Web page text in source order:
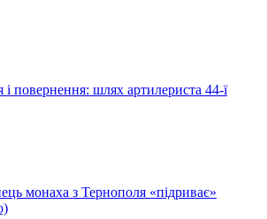
і повернення: шлях артилериста 44-ї
монаха з Тернополя «підриває»